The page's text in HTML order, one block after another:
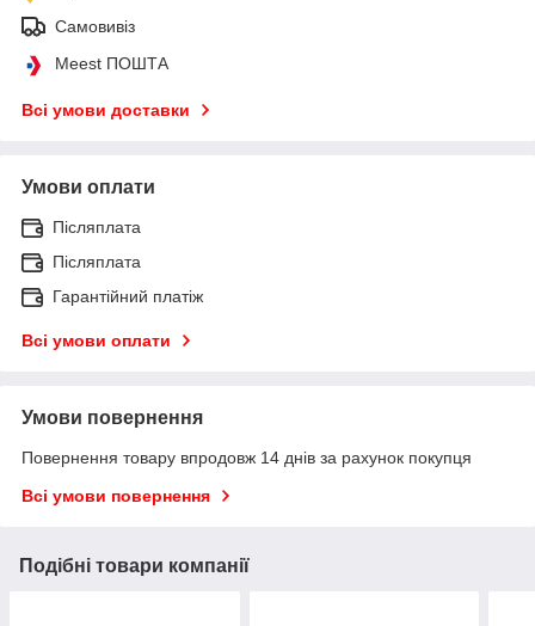
Самовивіз
Meest ПОШТА
Всі умови доставки
Умови оплати
Післяплата
Післяплата
Гарантійний платіж
Всі умови оплати
Умови повернення
Повернення товару впродовж 14 днів за рахунок покупця
Всі умови повернення
Подібні товари компанії